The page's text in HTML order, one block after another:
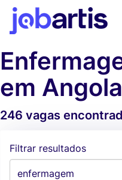
em Angola
246 vagas
Filtrar resultados